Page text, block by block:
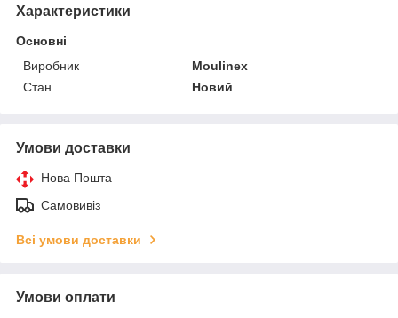
Характеристики
Основні
Виробник
Moulinex
Стан
Новий
Умови доставки
Нова Пошта
Самовивіз
Всі умови доставки
Умови оплати